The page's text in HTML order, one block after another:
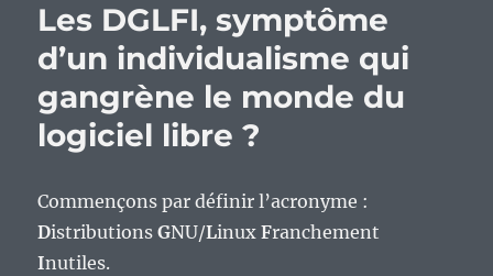
en
voie
d’être
gangréné
Les DGLFI, symptôme
d’un individualisme qui
gangrène le monde du
logiciel libre ?
Commençons par définir l’acronyme :
DistributionsGNU/LinuxFranchement
Inutiles.